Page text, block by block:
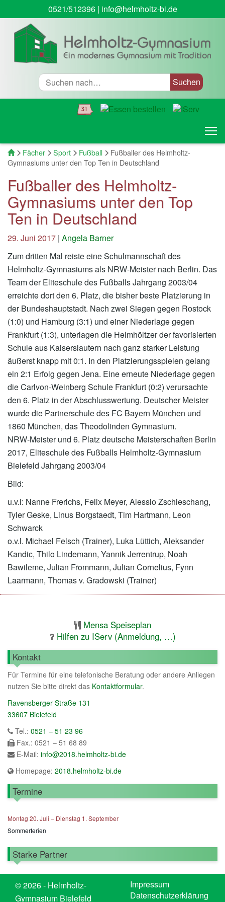
0521/512396| info@helmholtz-bi.de
Suche
Startseite
Fächer Sport Fußball
Fußballer des Helmholtz-
Gymnasiums unter den Top Ten in Deutschland
Fußballer des Helmholtz-
Gymnasiums unter den Top
Ten in Deutschland
29. Juni 2017 | Angela Barner
Zum dritten Mal reiste eine Schulmannschaft des
Helmholtz-Gymnasiums als NRW-Meister nach Berlin. Das
Team der Eliteschule des Fußballs Jahrgang 2003/04
erreichte dort den 6. Platz, die bisher beste Platzierung in
der Bundeshauptstadt. Nach zwei Siegen gegen Rostock
(1:0) und Hamburg (3:1) und einer Niederlage gegen
Frankfurt (1:3), unterlagen die Helmhöltzer der favorisierten
Schule aus Kaiserslautern nach ganz starker Leistung
äußerst knapp mit 0:1. In den Platzierungsspielen gelang
ein 2:1 Erfolg gegen Jena. Eine erneute Niederlage gegen
die Carlvon-Weinberg Schule Frankfurt (0:2) verursachte
den 6. Platz in der Abschlusswertung. Deutscher Meister
wurde die Partnerschule des FC Bayern München und
1860 München, das Theodolinden Gymnasium.
NRW-Meister und 6. Platz deutsche Meisterschaften Berlin
2017, Eliteschule des Fußballs Helmholtz-Gymnasium
Bielefeld Jahrgang 2003/04
Bild:
u.v.l: Nanne Frerichs, Felix Meyer, Alessio Zschieschang,
Tyler Geske, Linus Borgstaedt, Tim Hartmann, Leon
Schwarck
o.v.l. Michael Felsch (Trainer), Luka Lüttich, Aleksander
Kandic, Thilo Lindemann, Yannik Jerrentrup, Noah
Bawileme, Julian Frommann, Julian Cornelius, Fynn
Laarmann, Thomas v. Gradowski (Trainer)
Mensa Speiseplan
Hilfen zu IServ (Anmeldung, …)
Kontakt
Für Termine für eine telefonische Beratung oder andere Anliegen
nutzen Sie bitte direkt das Kontaktformular.
Ravensberger Straße 131
33607 Bielefeld
Tel.: 0521 – 51 23 96
Fax.: 0521 – 51 68 89
E-Mail: info@2018.helmholtz-bi.de
Homepage: 2018.helmholtz-bi.de
Termine
Montag 20. Juli – Dienstag 1. September
Sommerferien
Starke Partner
© 2026 - Helmholtz-
Gymnasium Bielefeld
Impressum
Datenschutzerklärung